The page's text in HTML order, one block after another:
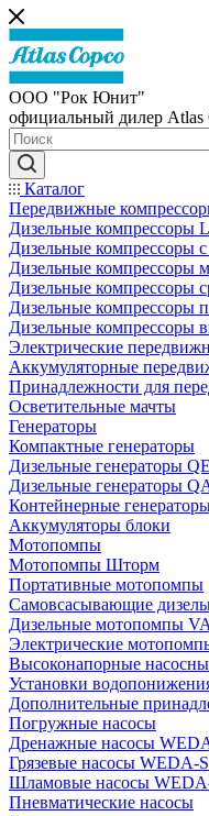
ООО "Рок Юнит"
официальный дилер Atlas
Каталог
Передвижные
Дизельные компрессоры
Дизельные компрессоры
Дизельные компрессоры
Дизельные компрессоры
Дизельные компрессоры
Дизельные компрессоры
Электрические
Аккумуляторные
Принадлежности для
Осветительные мачты
Генераторы
Компактные генераторы
Дизельные генераторы
Дизельные генераторы
Контейнерные
Аккумуляторы блоки
Мотопомпы
Мотопомпы Шторм
Портативные мотопомпы
Самовсасывающие
Дизельные мотопомпы
Электрические
Высоконапорные
Установки
Дополнительные
Погружные насосы
Дренажные насосы
Грязевые насосы WEDA-S
Шламовые насосы
Пневматические насосы